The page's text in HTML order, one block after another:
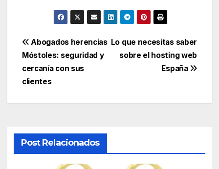
Navegación
de
entradas
Lo que necesitas saber
sobre el hosting web
España
Abogados herencias
Móstoles: seguridad y
cercanía con sus
clientes
Post Relacionados